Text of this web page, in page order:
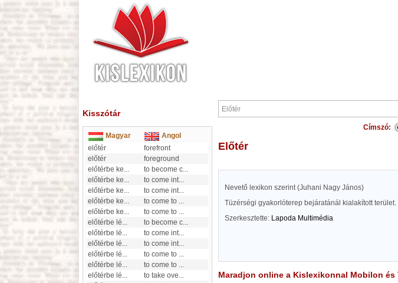
Kisszótár
Magyar
Angol
előtér
forefront
előtér
foreground
előtérbe ke... to become c...
előtérbe ke... to come int...
előtérbe ke... to come int...
előtérbe ke... to come to ...
előtérbe ke... to come to ...
előtérbe lé... to become c...
előtérbe lé... to come int...
előtérbe lé... to come int...
előtérbe lé... to come to ...
előtérbe lé... to come to ...
előtérbe lé... to take ove...
Címszó:
Előtér
Nevető lexikon szerint (Juhani Nagy János)
Tüzérségi gyakorlóterep bejáratánál kialakított terület.
Szerkesztette: Lapoda Multimédia
Maradjon online a Kislexikonnal Mobilon és